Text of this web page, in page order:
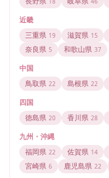
近畿
三重県 19 滋賀県 15
奈良県 5 和歌山県 37
中国
鳥取県 22 島根県 22
四国
徳島県 20 香川県 28
九州・沖縄
福岡県 22 佐賀県 14
宮崎県 6 鹿児島県 22